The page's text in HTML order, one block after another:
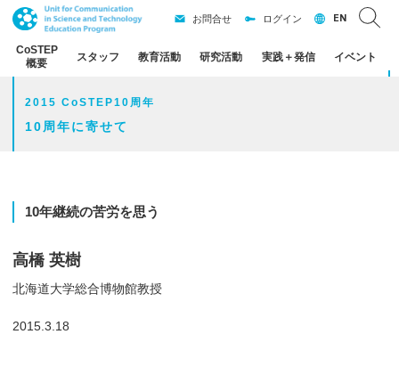
CoSTEP
概要
スタッフ 教育活動 研究活動 実践＋発信 イベント
お問合せ ログイン EN
2015 CoSTEP10周年
10周年に寄せて
10年継続の苦労を思う
高橋 英樹
北海道大学総合博物館教授
2015.3.18